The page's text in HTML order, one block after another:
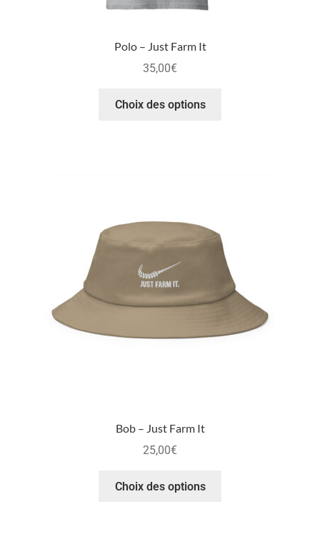
Polo – Just Farm It
35,00€
Choix des options
Bob – Just Farm It
25,00€
Choix des options